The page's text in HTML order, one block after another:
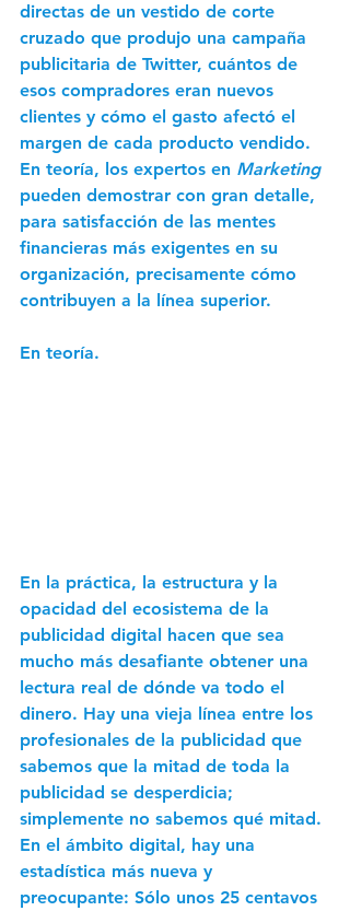
directas de un vestido de corte
cruzado que produjo una campaña
publicitaria de Twitter, cuántos de
esos compradores eran nuevos
clientes y cómo el gasto afectó el
margen de cada producto vendido.
En teoría, los expertos en Marketing
pueden demostrar con gran detalle,
para satisfacción de las mentes
financieras más exigentes en su
organización, precisamente cómo
contribuyen a la línea superior.
En teoría.
En la práctica, la estructura y la
opacidad del ecosistema de la
publicidad digital hacen que sea
mucho más desafiante obtener una
lectura real de dónde va todo el
dinero. Hay una vieja línea entre los
profesionales de la publicidad que
sabemos que la mitad de toda la
publicidad se desperdicia;
simplemente no sabemos qué mitad.
En el ámbito digital, hay una
estadística más nueva y
preocupante: Sólo unos 25 centavos